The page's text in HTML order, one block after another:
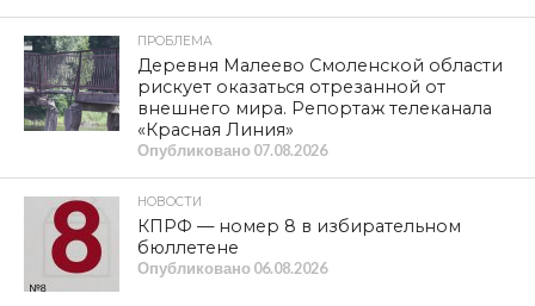
ПРОБЛЕМА
Деревня Малеево Смоленской области
рискует оказаться отрезанной от
внешнего мира. Репортаж телеканала
«Красная Линия»
Опубликовано 07.08.2026
НОВОСТИ
КПРФ — номер 8 в избирательном
бюллетене
Опубликовано 06.08.2026